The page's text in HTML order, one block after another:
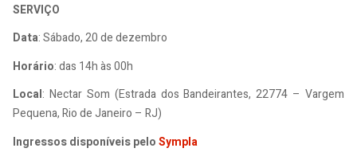
SERVIÇO
Data: Sábado, 20 de dezembro
Horário: das 14h às 00h
Local: Nectar Som (Estrada dos Bandeirantes, 22774 – Vargem
Pequena, Rio de Janeiro – RJ)
Ingressos disponíveis peloSympla